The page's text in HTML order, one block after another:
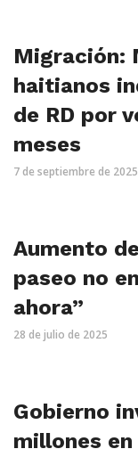
Migración:
haitianos
de RD por
meses
7 de septiembre de 2025
Aumento
paseo no
ahora”
28 de julio de 2025
Gobierno
millones